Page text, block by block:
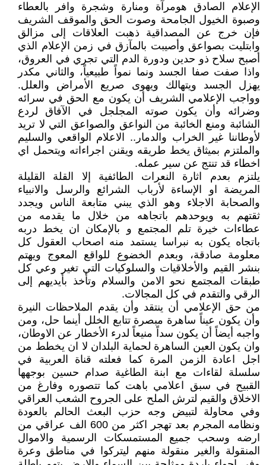
الإعلام الصادق هومرآة ومنارة وشجرة وافر بالعطاء
وصبوة الخيول الجامحة وصوت الحق والموقف الشريف
فإن خرج عن المصداقية ذهبت العلاقات إلى مزالق
وابتليت بصواعق وأصيبت بالمآزق في زمن الإعلام الذي
أصبح سلاح ذو حدين ودورة الدم التي تجري في العروق،
واذا صفت صفا الجسد ونما نمواً طبيعياً، والثاني مكدر
يهزل الجسد ويتهالك ويهوى صريع الأمراض والعلل.
وواجب الإعلامي الشريف أن يكون مع الحق في سرائه
وضرائه وأن يكون صوته المجلجل في الآفاق لردع
الشائبة ومنع الخائبة من النواعق والصواعق التي لا تريد
لأوطاننا غير الخراب والدمار.. الاعلام الواقعي والسليم
والملتزم بميثاق يخط طريقه ويقنن اجراءاته ويتحمل اي
اخطاء قد تنتج عن سير عمله.
يلتزم بعدم اثارة النعرات الطائفية إلا القلة القليلة
المريضة او الإساءة لأرباب الشرائع والرسل والانبياء
والصحابة الاجلاء وهو الذي يبني متابعة الناس ويجدد
ثقتهم به ويوحدهم باتجاهه من خلال ما يقدمه من
عطاءات خيرة تلم المجتمع و بالإمكان ان يخط دربه
باتجاه يكون به نبراسا يستمد منه اصحاب العقول كل
معلومة صادقة، وبعدم الخضوع للواقع المعوج ويهتم
بنشر القيم والأخلاقيات والسلوكيات التي تغير وعي كل
طبقات المجتمع نحو الامن والسلام وتأخذ بأيديهم إلى
الرقي والتقدم في كل المجالات.
من حق الإعلامي أن ينتقد وأن يقدم الملاحظات النيرة
وأن يكون عيناً ساهرة مبصرة تتابع الخلل أينما حل، ومن
واجبه أيضاً أن يكون سداً منيعاً لدرء الأخطار عن الاوطان،
وان يكون العين الساهرة لحماية البلدان لا ان يخطط من
اجل اعادة الزمن المرة كما فعلته قناة العربية في
سلسلة لقاءات مع ابنة الطاغية صدام حسين بوجهها
القبيح في سبق اعلامي باهت كما تتصوره وفارغ من
الاخلاق والقيم لترش الملح على الجروح الشعب العراقي
وفي محاولة لتبيض وجه حزب البعث الحالم بالعودة
ونظامه المجرم بعد تهجر اكثر من 600 الف عراقي من
ارضه وسحب جميع المستمسكات الرسمية والاموال
المنقولة والغير منقولة منهم ليتركوا في مناطق وعرة